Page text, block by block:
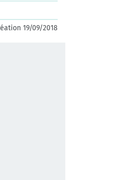
19/09/2018